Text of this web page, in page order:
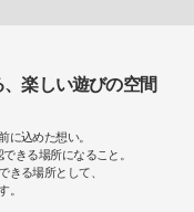
楽しい遊びの空間
に込めた想い。
きる場所になること。
きる場所として、
。